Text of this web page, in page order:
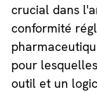
crucial dans
conformité
pour
outil et un